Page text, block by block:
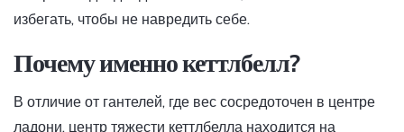
избегать, чтобы не навредить себе.
Почему именно кеттлбелл?
В отличие от гантелей, где вес сосредоточен в центре
ладони, центр тяжести кеттлбелла находится на